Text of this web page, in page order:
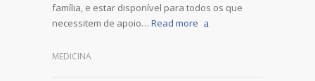
família, e estar disponível para todos os que
necessitem de apoio… Read more
MEDICINA